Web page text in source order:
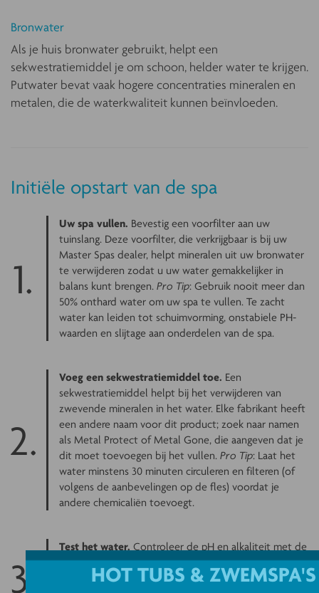
HOT TUBS & ZWEMSPA'S
Bronwater
Als je huis bronwater gebruikt, helpt een
sekwestratiemiddel je om schoon, helder water te krijgen.
Putwater bevat vaak hogere concentraties mineralen en
metalen, die de waterkwaliteit kunnen beïnvloeden.
Initiële opstart van de spa
Uw spa vullen. Bevestig een voorfilter aan uw
tuinslang. Deze voorfilter, die verkrijgbaar is bij uw
Master Spas dealer, helpt mineralen uit uw bronwater
te verwijderen zodat u uw water gemakkelijker in
balans kunt brengen. Pro Tip: Gebruik nooit meer dan
50% onthard water om uw spa te vullen. Te zacht
water kan leiden tot schuimvorming, onstabiele PH-
waarden en slijtage aan onderdelen van de spa.
Voeg een sekwestratiemiddel toe. Een
sekwestratiemiddel helpt bij het verwijderen van
zwevende mineralen in het water. Elke fabrikant heeft
een andere naam voor dit product; zoek naar namen
als Metal Protect of Metal Gone, die aangeven dat je
dit moet toevoegen bij het vullen. Pro Tip: Laat het
water minstens 30 minuten circuleren en filteren (of
volgens de aanbevelingen op de fles) voordat je
andere chemicaliën toevoegt.
Test het water. Controleer de pH en alkaliteit met de
teststrips in de startkit.Pro Tip: De pH moet 7,4 - 7,6
zijn en de totale alkaliteit 100 - 120 ppm (parts per